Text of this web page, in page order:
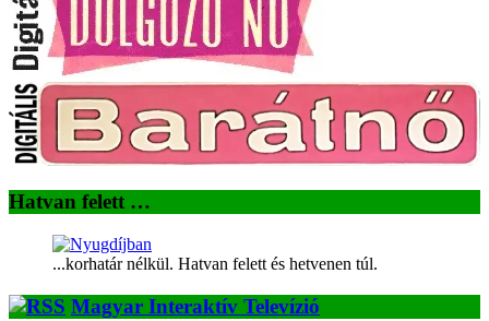
Hatvan felett …
...korhatár nélkül. Hatvan felett és hetvenen túl.
Magyar Interaktív Televízió